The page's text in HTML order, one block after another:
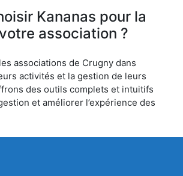
Kananas pour la
association ?
associations de Crugny dans
activités et la gestion de leurs
des outils complets et intuitifs
et améliorer l’expérience des